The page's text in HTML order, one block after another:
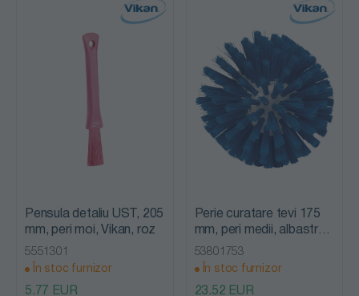
Pensula detaliu UST, 205
mm, peri moi, Vikan, roz
5551301
În stoc furnizor
5.77 EUR
Perie curatare tevi 175
mm, peri medii, albastra,
Vikan, albastru
53801753
În stoc furnizor
23.52 EUR